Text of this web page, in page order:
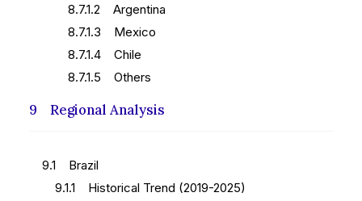
8.7.1.2 Argentina
8.7.1.3 Mexico
8.7.1.4 Chile
8.7.1.5 Others
9 Regional Analysis
9.1 Brazil
9.1.1 Historical Trend (2019-2025)